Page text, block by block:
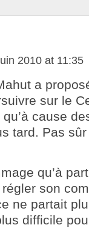
2010 at 11:35
a
sur le
qu’à cause
tard. Pas
qu’à
son
ne partait
difficile